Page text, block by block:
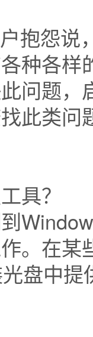
抱怨说
种各
问题
此类
具？
。在
盘中